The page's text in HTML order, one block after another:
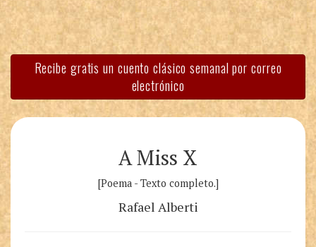
Recibe gratis un cuento clásico semanal por correo
electrónico
A Miss X
[Poema - Texto completo.]
Rafael Alberti